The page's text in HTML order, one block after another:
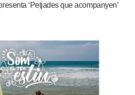
‘Petjades que acompanyen’